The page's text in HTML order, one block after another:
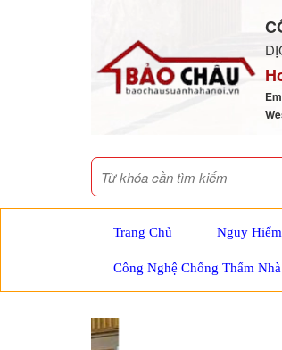
Trang Chủ Nguy
Công Nghệ Chống Thấm